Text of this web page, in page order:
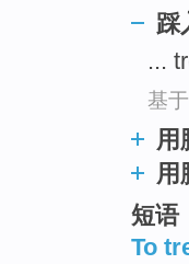
踩
...
基
用
用
短语
To